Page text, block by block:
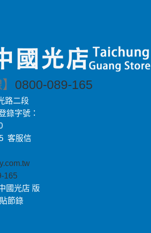
0800-089-165
路二段
錄字號：
客服信
165
國光店 版
節錄